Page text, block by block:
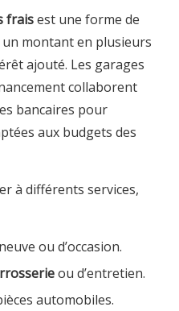
fraisest une forme de
montant en plusieurs
ajouté. Les garages
collaborent
bancaires pour
aux budgets des
à différents services,
neuve ou d’occasion.
ou d’entretien.
automobiles.